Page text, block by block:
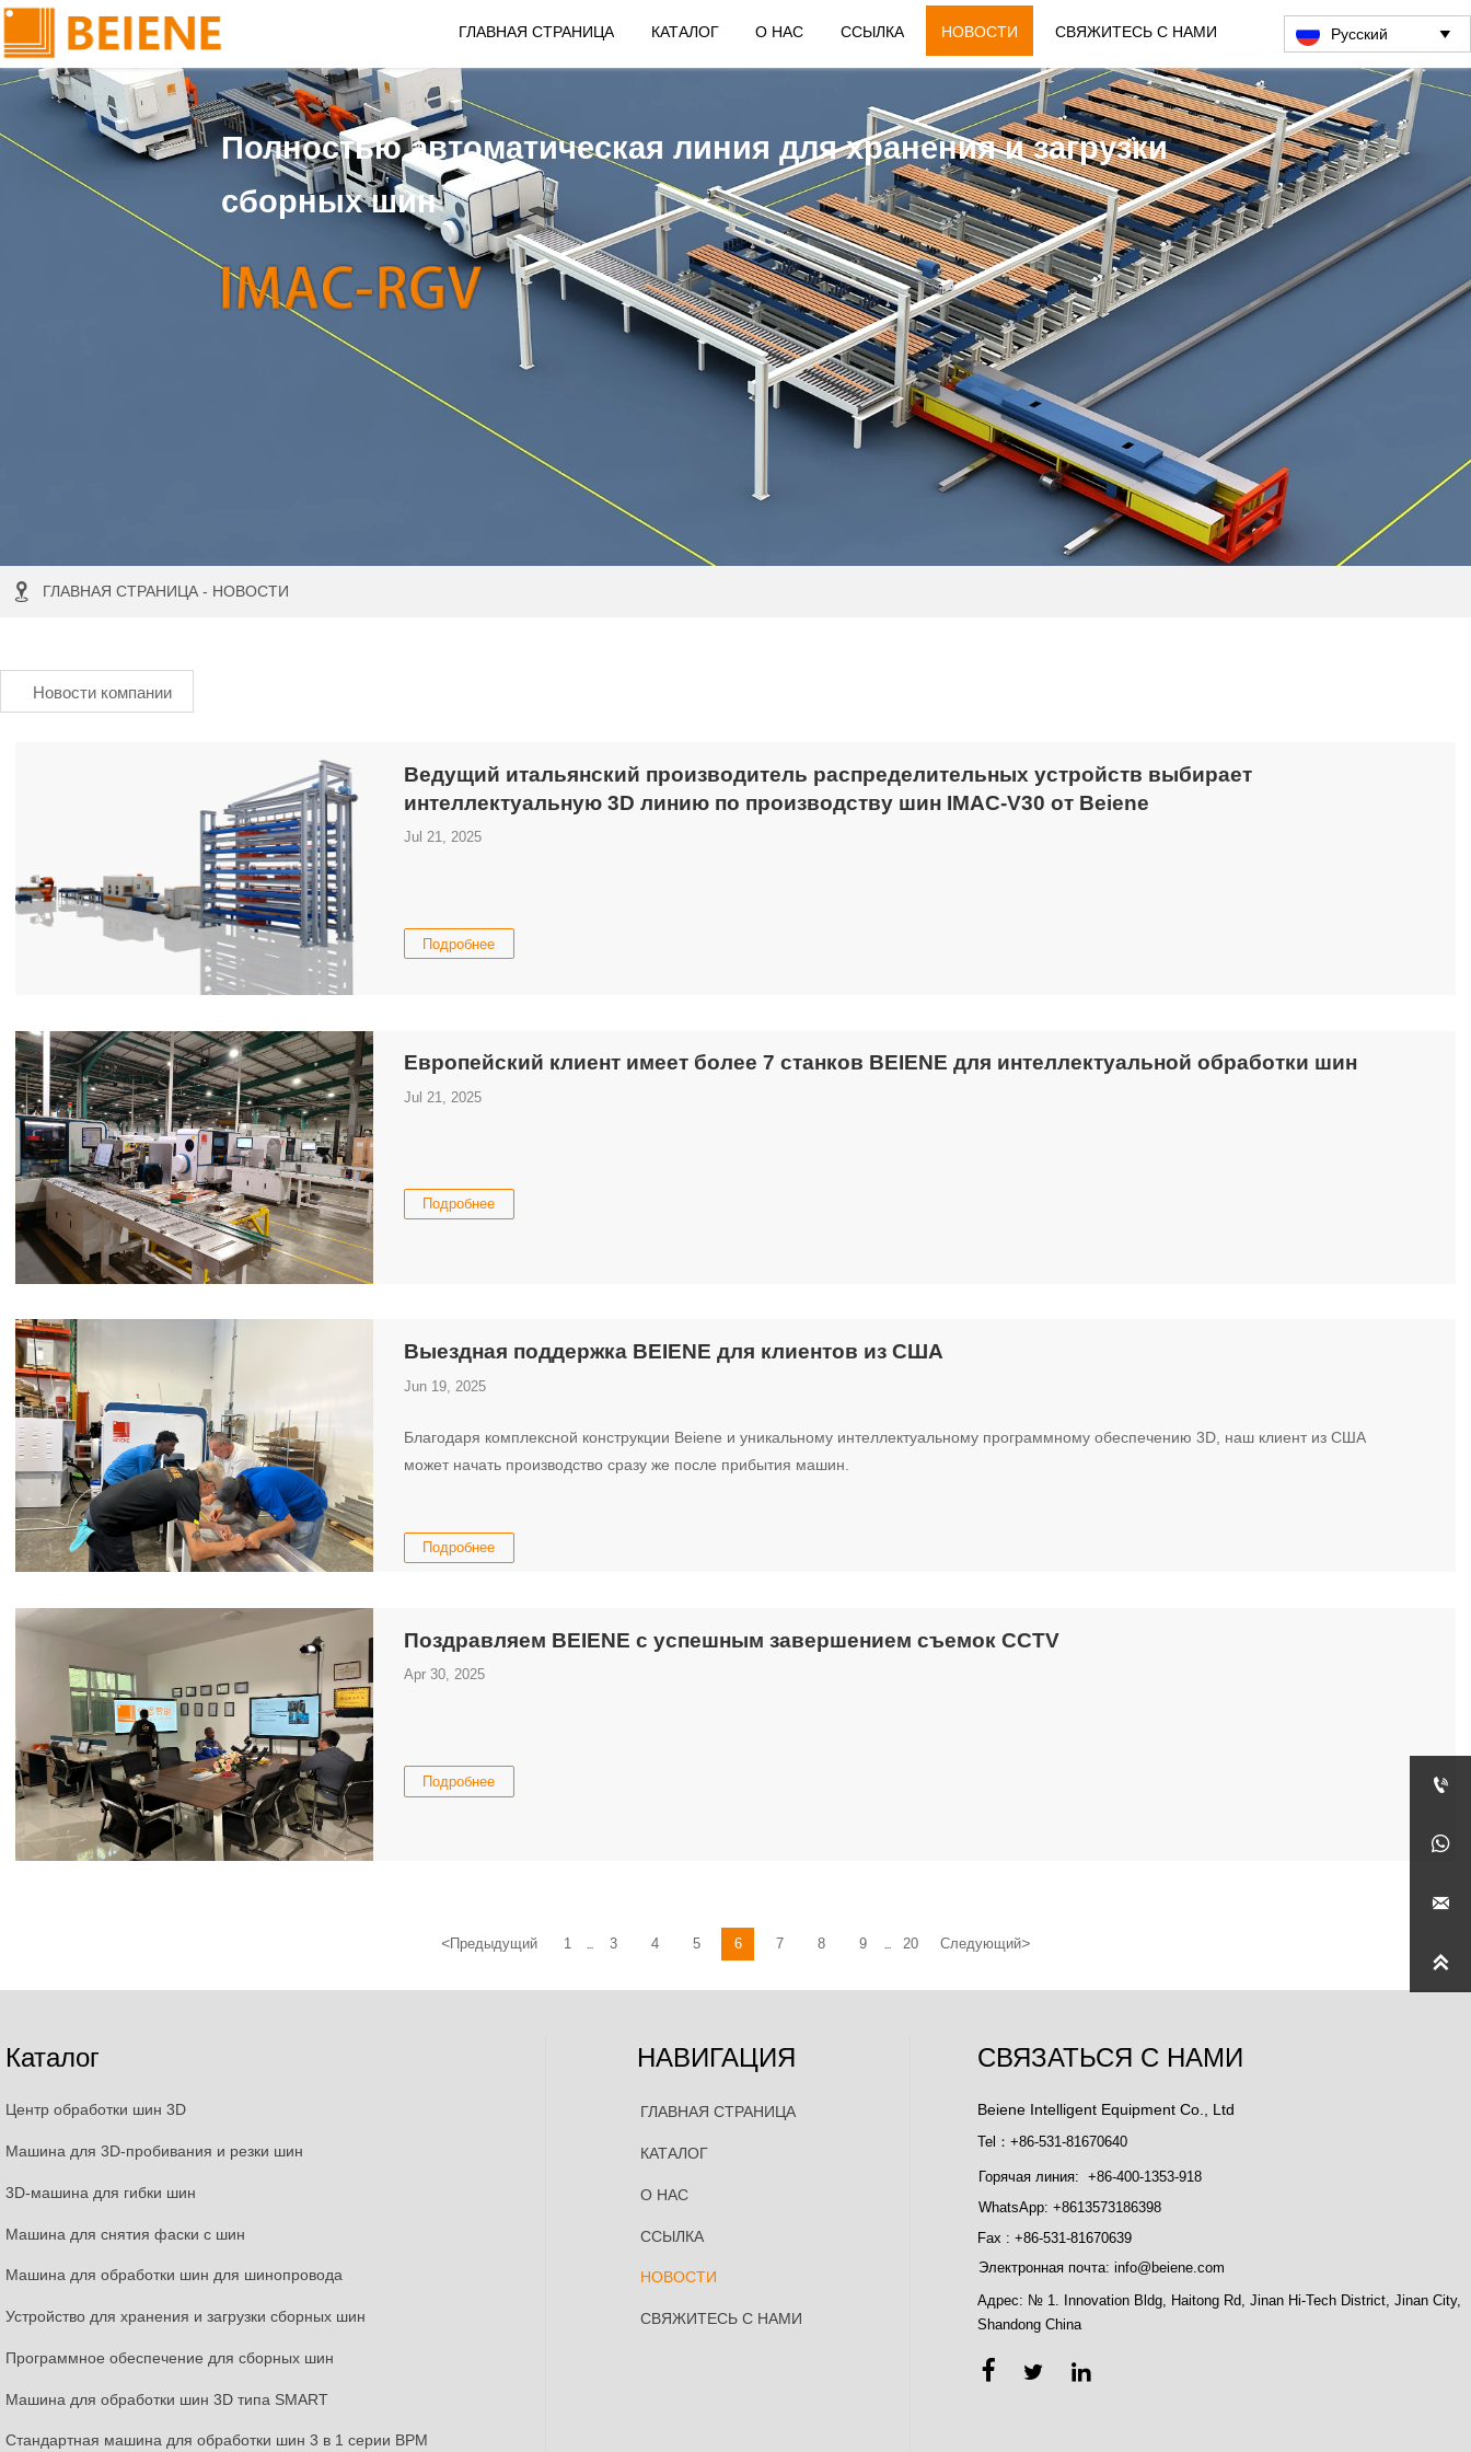
ГЛАВНАЯ СТРАНИЦА КАТАЛОГ О НАС ССЫЛКА НОВОСТИ СВЯЖИТЕСЬ С НАМИ Pусский 
Полностью автоматическая линия для хранения и загрузки
сборных шин
 ГЛАВНАЯ СТРАНИЦА- НОВОСТИ
Новости компании
Ведущий итальянский производитель распределительных устройств выбирает
интеллектуальную 3D линию по производству шин IMAC-V30 от Beiene
Jul 21, 2025
Подробнее
Европейский клиент имеет более 7 станков BEIENE для интеллектуальной обработки шин
Jul 21, 2025
Подробнее
Выездная поддержка BEIENE для клиентов из США
Jun 19, 2025
Благодаря комплексной конструкции Beiene и уникальному интеллектуальному программному обеспечению 3D, наш клиент из США
может начать производство сразу же после прибытия машин.
Подробнее
Поздравляем BEIENE с успешным завершением съемок CCTV
Apr 30, 2025
Подробнее
<Предыдущий 1 ... 3 4 5 6 7 8 9 ... 20 Следующий>
Каталог
Центр обработки шин 3D
Машина для 3D-пробивания и резки шин
3D-машина для гибки шин
Машина для снятия фаски с шин
Машина для обработки шин для шинопровода
Устройство для хранения и загрузки сборных шин
Программное обеспечение для сборных шин
Машина для обработки шин 3D типа SMART
Стандартная машина для обработки шин 3 в 1 серии BPM
НАВИГАЦИЯ
ГЛАВНАЯ СТРАНИЦА
КАТАЛОГ
О НАС
ССЫЛКА
НОВОСТИ
СВЯЖИТЕСЬ С НАМИ
СВЯЗАТЬСЯ С НАМИ
Beiene Intelligent Equipment Co., Ltd
Tel：+86-531-81670640
Горячая линия: +86-400-1353-918
WhatsApp: +8613573186398
Fax : +86-531-81670639
Электронная почта: info@beiene.com
Адрес: № 1. Innovation Bldg, Haitong Rd, Jinan Hi-Tech District, Jinan City,
Shandong China
  



